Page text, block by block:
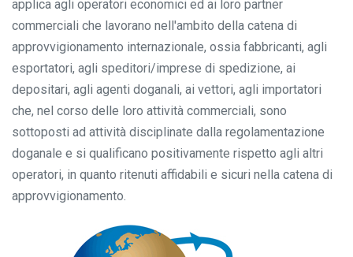
applica agli operatori economici ed ai loro partner
commerciali che lavorano nell'ambito della catena di
approvvigionamento internazionale, ossia fabbricanti, agli
esportatori, agli speditori/imprese di spedizione, ai
depositari, agli agenti doganali, ai vettori, agli importatori
che, nel corso delle loro attività commerciali, sono
sottoposti ad attività disciplinate dalla regolamentazione
doganale e si qualificano positivamente rispetto agli altri
operatori, in quanto ritenuti affidabili e sicuri nella catena di
approvvigionamento.